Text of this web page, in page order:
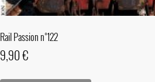
Rail Passion n°122
9,90€